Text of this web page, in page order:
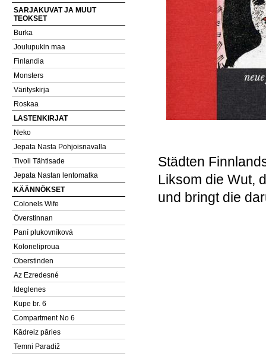
SARJAKUVAT JA MUUT
TEOKSET
Burka
Joulupukin maa
Finlandia
Monsters
Värityskirja
Roskaa
LASTENKIRJAT
Neko
Jepata Nasta Pohjoisnavalla
Tivoli Tähtisade
Jepata Nastan lentomatka
KÄÄNNÖKSET
Colonels Wife
Överstinnan
Paní plukovníková
Koloneliproua
Oberstinden
Az Ezredesné
Ideglenes
Kupe br. 6
Compartment No 6
Kādreiz pāries
Temni Paradiž
Städten
Liksom die Wut,
und bringt die